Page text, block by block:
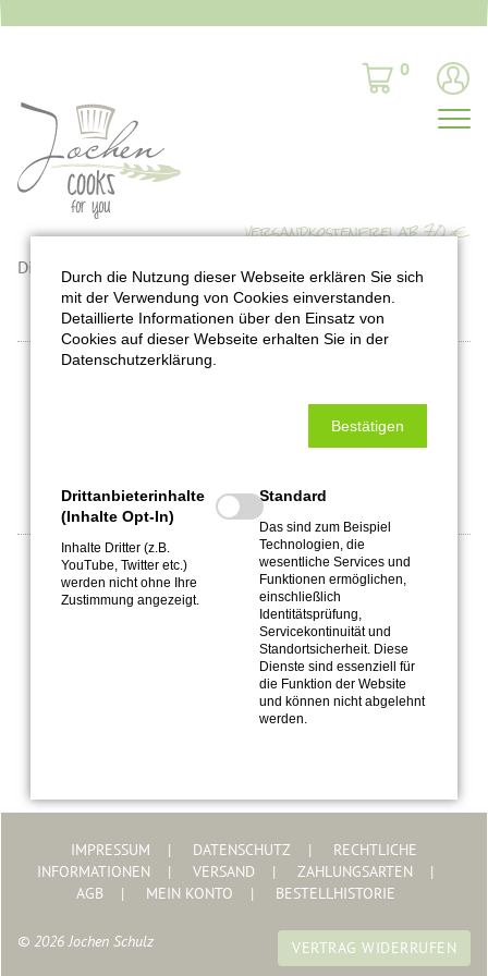
0
Die gewünschte Bestellung wurde nicht gefunden.
Top-Experte bei Listando
IMPRESSUM DATENSCHUTZ
RECHTLICHE
INFORMATIONEN
VERSAND
ZAHLUNGSARTEN
AGB
MEIN KONTO BESTELLHISTORIE
© 2026 Jochen Schulz VERTRAG WIDERRUFEN
Durch die Nutzung dieser Webseite erklären Sie sich
mit der Verwendung von Cookies einverstanden.
Detaillierte Informationen über den Einsatz von
Cookies auf dieser Webseite erhalten Sie in der
Datenschutzerklärung.
Bestätigen
Drittanbieterinhalte
(Inhalte Opt-In)
Inhalte Dritter (z.B.
YouTube, Twitter etc.)
werden nicht ohne Ihre
Zustimmung angezeigt.
Standard
Das sind zum Beispiel
Technologien, die
wesentliche Services und
Funktionen ermöglichen,
einschließlich
Identitätsprüfung,
Servicekontinuität und
Standortsicherheit. Diese
Dienste sind essenziell für
die Funktion der Website
und können nicht abgelehnt
werden.